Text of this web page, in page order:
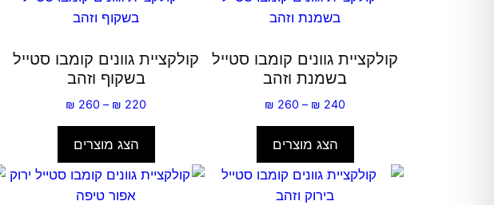
קולקציית גוונים קומבו סטייל
בשמנת וזהב
₪ 240
–
₪ 260
טווח
⁦₪ 260⁩
הצג מוצרים
קולקציית גוונים קומבו סטייל
בשקוף וזהב
₪ 220
–
₪ 260
טווח
הצג מוצרים